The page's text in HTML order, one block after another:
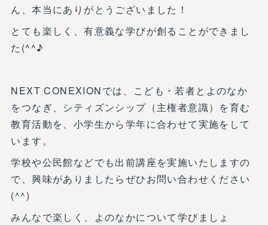
ん、本当にありがとうございました！
とても楽しく、有意義な学びが創ることができまし
た(^^♪
NEXT CONEXIONでは、こども・若者とよのなか
をつなぎ、シティズンシップ（主権者意識）を育む
教育活動を、小学生から学年に合わせて実施をして
います。
学校や公民館などでも出前講座を実施いたしますの
で、興味がありましたらぜひお問い合わせください
(^^)
みんなで楽しく、よのなかについて学びましょ